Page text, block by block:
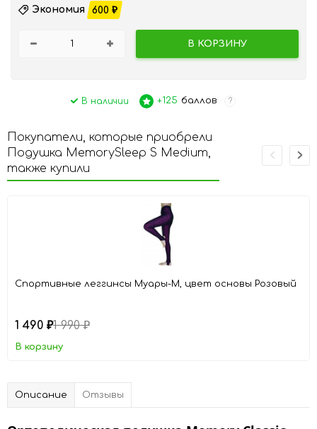
Экономия 600 ₽
В КОРЗИНУ
+125 баллов ?
В наличии
Покупатели, которые приобрели
Подушка MemorySleep S Medium,
также купили
Спортивные леггинсы Муары-М, цвет основы Розовый
1 490 ₽1 990₽
В корзину
Описание Отзывы